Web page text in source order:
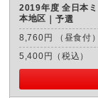
2019年度 全日本
本地区
予選
8,760円 （昼食付）
5,400円（税込）